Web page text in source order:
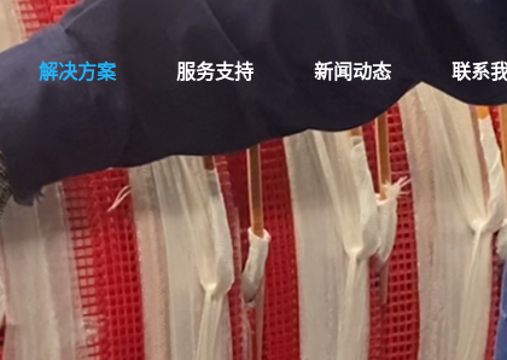
解决方案 服务支持 新闻动态 联系